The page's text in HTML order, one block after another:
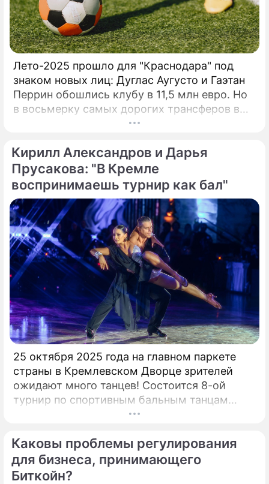
раз Кубок Кремля расширяет свою
деятельность и проводится под эгидой
Евро-Азиатского Танцевального Совета
(ЕАDC), который с 2019 года объединил 15
стран, и сразу же в октябре этого года
провел первые чемпионаты в Китае (г.
Лето-2025 прошло для "Краснодара" под
знаком новых лиц: Дуглас Аугусто и Гаэтан
Перрин обошлись клубу в 11,5 млн евро. Но
в восьмерку самых дорогих трансферов в
истории "быков" эти сделки даже не попали.
действительно выкладывали внушительные
суммы.
Кирилл Александров и Дарья
Прусакова: "В Кремле
воспринимаешь турнир как бал"
25 октября 2025 года на главном паркете
страны в Кремлевском Дворце зрителей
ожидают много танцев! Состоится 8-ой
турнир по спортивным бальным танцам
"Кубок Кремля – Гордость России!". Будет
европейской и латиноамериканской
программах среди любителей,
профессионалов и Про-Эм пар. Организатор
Каковы проблемы регулирования
для бизнеса, принимающего
Биткойн?